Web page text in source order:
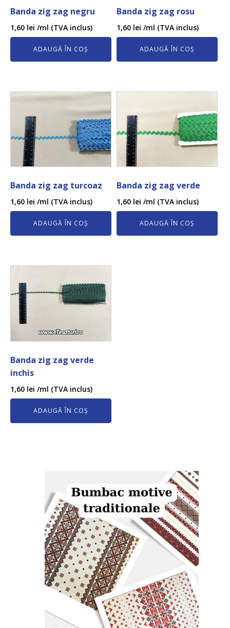
Banda zig zag negru
1,60 lei /ml (TVA inclus)
ADAUGĂ ÎN COȘ
Banda zig zag rosu
1,60 lei /ml (TVA inclus)
ADAUGĂ ÎN COȘ
Banda zig zag turcoaz
1,60 lei /ml (TVA inclus)
ADAUGĂ ÎN COȘ
Banda zig zag verde
1,60 lei /ml (TVA inclus)
ADAUGĂ ÎN COȘ
Banda zig zag verde
inchis
1,60 lei /ml (TVA inclus)
ADAUGĂ ÎN COȘ